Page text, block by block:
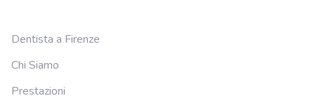
Dentista a Firenze
Chi Siamo
Prestazioni